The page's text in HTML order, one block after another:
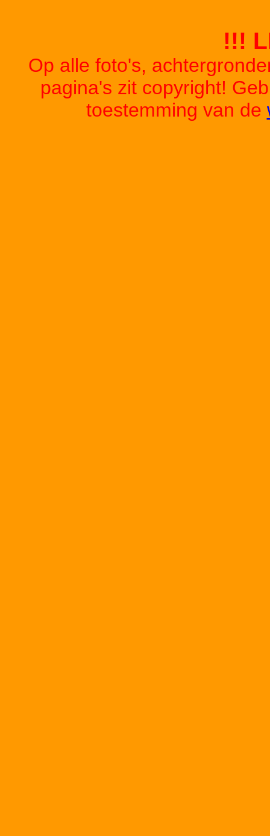
!!!
Op alle foto's,
pagina's zit copyright!
toestemming van de